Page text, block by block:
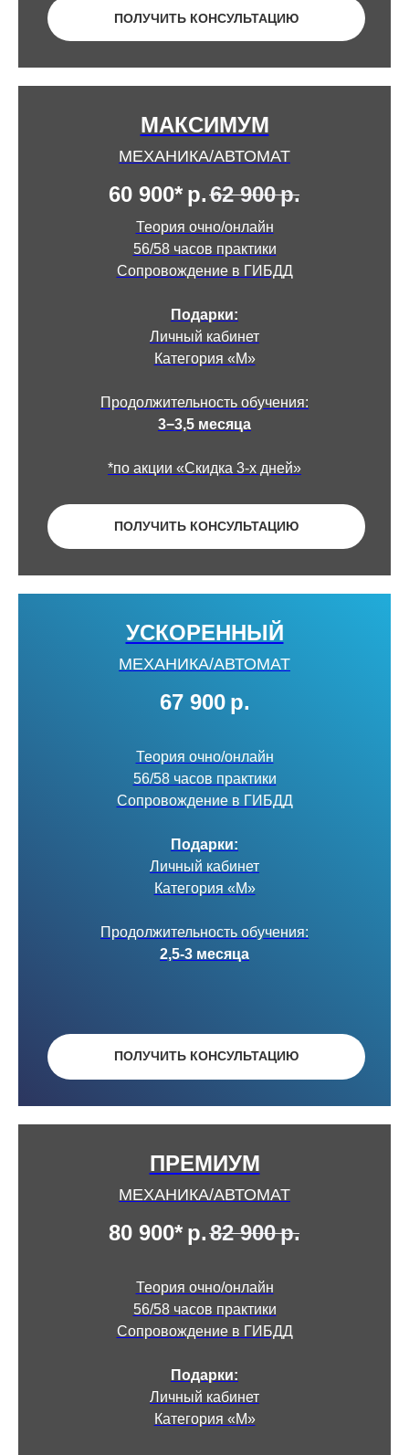
ПОЛУЧИТЬ КОНСУЛЬТАЦИЮ
МАКСИМУМ
МЕХАНИКА/АВТОМАТ
60 900* р.62 900р.
Теория очно/онлайн
56/58 часов практики
Сопровождение в ГИБДД
Подарки:
Личный кабинет
Категория «М»
Продолжительность обучения:
3−3,5 месяца
*по акции «Скидка 3-х дней»
ПОЛУЧИТЬ КОНСУЛЬТАЦИЮ
УСКОРЕННЫЙ
МЕХАНИКА/АВТОМАТ
67 900 р.
Теория очно/онлайн
56/58 часов практики
Сопровождение в ГИБДД
Подарки:
Личный кабинет
Категория «М»
Продолжительность обучения:
2,5-3 месяца
ПОЛУЧИТЬ КОНСУЛЬТАЦИЮ
ПРЕМИУМ
МЕХАНИКА/АВТОМАТ
80 900* р.82 900р.
Теория очно/онлайн
56/58 часов практики
Сопровождение в ГИБДД
Подарки:
Личный кабинет
Категория «М»